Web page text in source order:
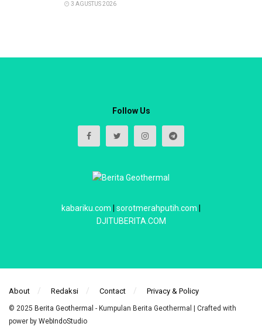
3 AGUSTUS 2026
Follow Us
kabariku.com sorotmerahputih.com
DJITUBERITA.COM
About Redaksi Contact Privacy & Policy
© 2025 Berita Geothermal - Kumpulan Berita Geothermal | Crafted with
power by WebIndoStudio